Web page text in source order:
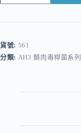
r
n
a
貨號: 561
分類: AH3 類肉毒桿菌系列